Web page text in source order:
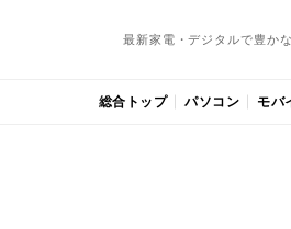
最新家電・デジタルで豊か
総合トップ パソコン モバ